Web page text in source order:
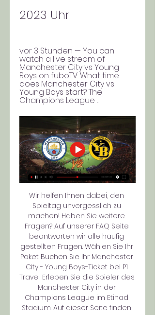
2023 Uhr
vor 3 Stunden — You can
watch a live stream of
Manchester City vs Young
Boys on fuboTV. What time
does Manchester City vs
Young Boys start? The
Champions League ...
Wir helfen Ihnen dabei, den
Spieltag unvergesslich zu
machen! Haben Sie weitere
Fragen? Auf unserer FAQ Seite
beantworten wir alle häufig
gestellten Fragen. Wählen Sie Ihr
Paket Buchen Sie Ihr Manchester
City - Young Boys-Ticket bei P1
Travel. Erleben Sie die Spieler des
Manchester City in der
Champions League im Etihad
Stadium. Auf dieser Seite finden